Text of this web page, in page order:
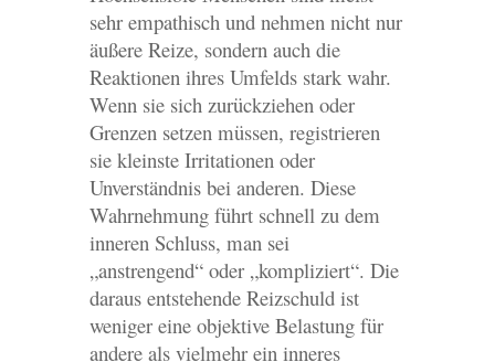
sehr empathisch und nehmen nicht nur
äußere Reize, sondern auch die
Reaktionen ihres Umfelds stark wahr.
Wenn sie sich zurückziehen oder
Grenzen setzen müssen, registrieren
sie kleinste Irritationen oder
Unverständnis bei anderen. Diese
Wahrnehmung führt schnell zu dem
inneren Schluss, man sei
„anstrengend“ oder „kompliziert“. Die
daraus entstehende Reizschuld ist
weniger eine objektive Belastung für
andere als vielmehr ein inneres